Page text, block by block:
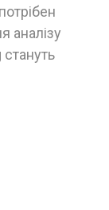
аналізу
стануть